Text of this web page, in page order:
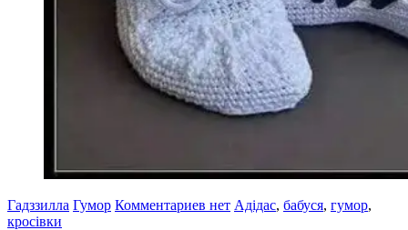
Гадззилла Гумор Комментариев нет Адідас, бабуся, гумор,
кросівки